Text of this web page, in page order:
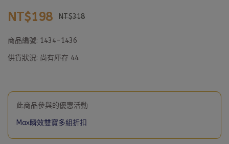
NT$198 NT$318
商品編號: 1434-1436
供貨狀況: 尚有庫存 44
此商品參與的優惠活動
Max瞬效雙寶多組折扣